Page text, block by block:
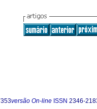
versão On-line ISSN 2346-